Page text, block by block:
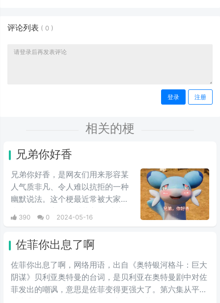
评论列表 ( 0 )
登录 注册
相关的梗
兄弟你好香
兄弟你好香，是网友们用来形容某
人气质非凡、令人难以抗拒的一种
幽默说法。这个梗最近常被大家用
情互动的表情包，此时这个梗已经
初具雏形。而后来随着chikawa的
流行，有网友开始给chikawa配上
这类文字，两者融合后意外爆火，
表情包泛滥，传播得到处都是。
390 0 2024-05-16
佐菲你出息了啊
佐菲你出息了啊，网络用语，出自《奥特银河格斗：巨大
阴谋》贝利亚奥特曼的台词，是贝利亚在奥特曼剧中对佐
菲发出的嘲讽，意思是佐菲变得更强大了。第六集从平行